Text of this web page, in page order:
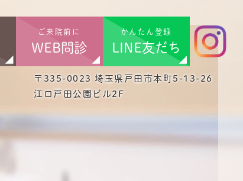
ご来院前に
WEB問診
かんたん登録
LINE友だち
〒335-0023 埼玉県戸田市本町5-13-26
江口戸田公園ビル2F